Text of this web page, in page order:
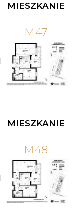
MIESZKANIE
M47
MIESZKANIE
M48